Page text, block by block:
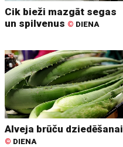
Cik bieži mazgāt segas
un spilvenus © DIENA
Alveja brūču dziedēšanai
© DIENA